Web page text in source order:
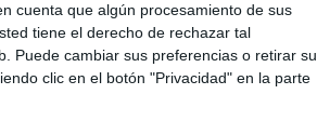
cuenta que algún procesamiento de sus
tiene el derecho de rechazar tal
Puede cambiar sus preferencias o retirar su
clic en el botón "Privacidad" en la parte